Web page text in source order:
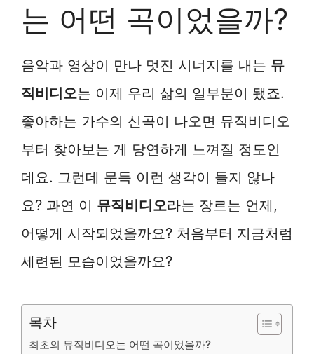
는 어떤 곡이었을까?
음악과 영상이 만나 멋진 시너지를 내는 뮤
직비디오는 이제 우리 삶의 일부분이 됐죠.
좋아하는 가수의 신곡이 나오면 뮤직비디오
부터 찾아보는 게 당연하게 느껴질 정도인
데요. 그런데 문득 이런 생각이 들지 않나
요? 과연 이 뮤직비디오라는 장르는 언제,
어떻게 시작되었을까요? 처음부터 지금처럼
세련된 모습이었을까요?
목차
최초의 뮤직비디오는 어떤 곡이었을까?